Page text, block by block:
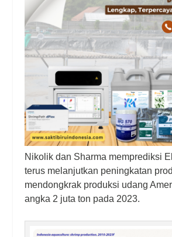
Nikolik dan Sharma memprediksi
terus melanjutkan peningkatan
mendongkrak produksi udang
angka 2 juta ton pada 2023.